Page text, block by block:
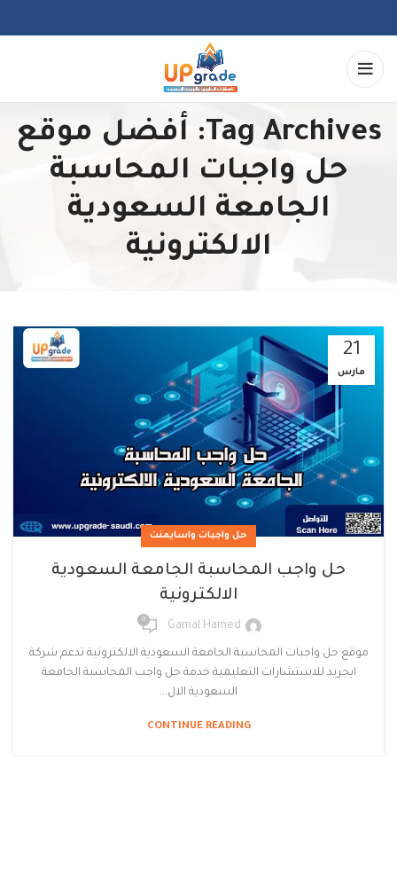
Tag Archives: أفضل موقع
حل واجبات المحاسبة
الجامعة السعودية
الالكترونية
21
مارس
حل واجبات واسايمنت
حل واجب المحاسبة الجامعة السعودية
الالكترونية
Gamal Hamed
0
موقع حل واجبات المحاسبة الجامعة السعودية الالكترونية تدعم شركة
ابجريد للاستشارات التعليمية خدمة حل واجب المحاسبة الجامعة
السعودية الال...
CONTINUE READING